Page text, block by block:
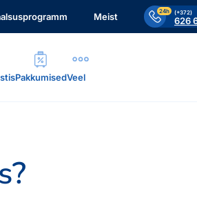
Meist 24h (+372)
626
PakkumisedVeel